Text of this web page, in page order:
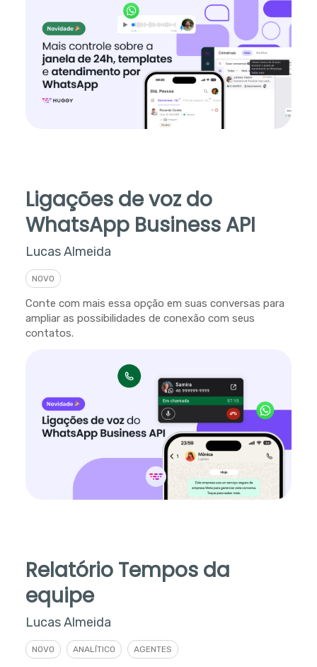
Ligações de voz do
WhatsApp Business API
Lucas Almeida
NOVO
Conte com mais essa opção em suas conversas para
ampliar as possibilidades de conexão com seus
contatos.
Relatório Tempos da
equipe
Lucas Almeida
NOVO ANALÍTICO AGENTES